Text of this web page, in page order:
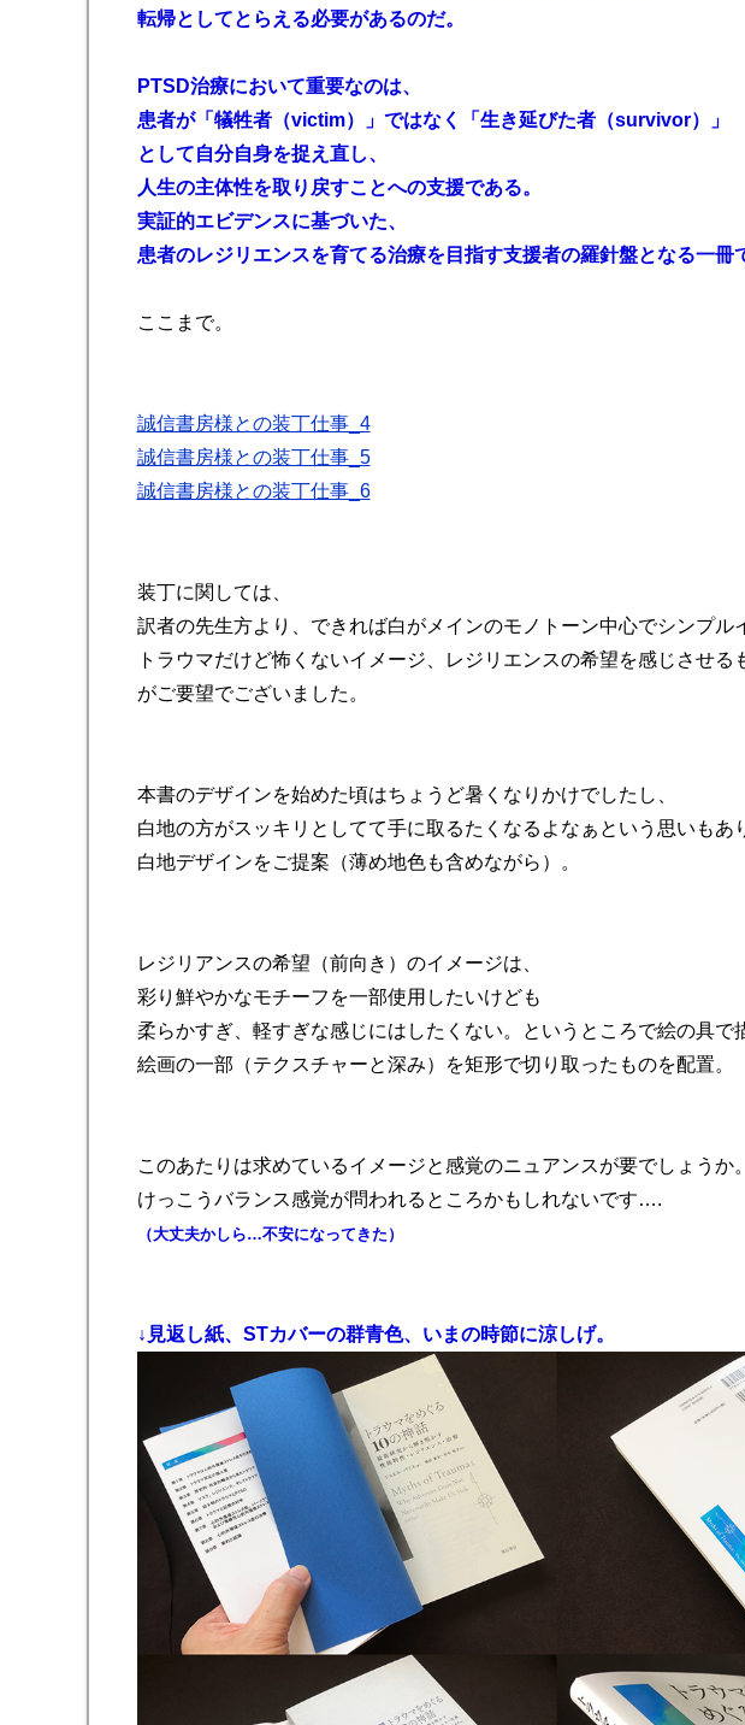
転帰としてとらえる必要があるのだ。
PTSD治療において重要なのは、
患者が「犠牲者（victim）」ではなく「生き延びた者（survivor）」
として自分自身を捉え直し、
人生の主体性を取り戻すことへの支援である。
実証的エビデンスに基づいた、
患者のレジリエンスを育てる治療を目指す支援者の羅針盤となる一冊
ここまで。
誠信書房様との装丁仕事_4
誠信書房様との装丁仕事_5
誠信書房様との装丁仕事_6
装丁に関しては、
訳者の先生方より、できれば白がメインのモノトーン中心でシンプル
トラウマだけど怖くないイメージ、レジリエンスの希望を感じさせる
がご要望でございました。
本書のデザインを始めた頃はちょうど暑くなりかけでしたし、
白地の方がスッキリとしてて手に取るたくなるよなぁという思いもあ
白地デザインをご提案（薄め地色も含めながら）。
レジリアンスの希望（前向き）のイメージは、
彩り鮮やかなモチーフを一部使用したいけども
柔らかすぎ、軽すぎな感じにはしたくない。というところで絵の具で
絵画の一部（テクスチャーと深み）を矩形で切り取ったものを配置。
このあたりは求めているイメージと感覚のニュアンスが要でしょうか。
けっこうバランス感覚が問われるところかもしれないです….
（大丈夫かしら…不安になってきた）
↓見返し紙、STカバーの群青色、いまの時節に涼しげ。